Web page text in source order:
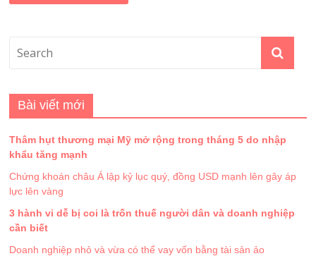
Bài viết mới
Thâm hụt thương mại Mỹ mở rộng trong tháng 5 do nhập
khẩu tăng mạnh
Chứng khoán châu Á lập kỷ lục quý, đồng USD mạnh lên gây áp
lực lên vàng
3 hành vi dễ bị coi là trốn thuế người dân và doanh nghiệp
cần biết
Doanh nghiệp nhỏ và vừa có thể vay vốn bằng tài sản ảo